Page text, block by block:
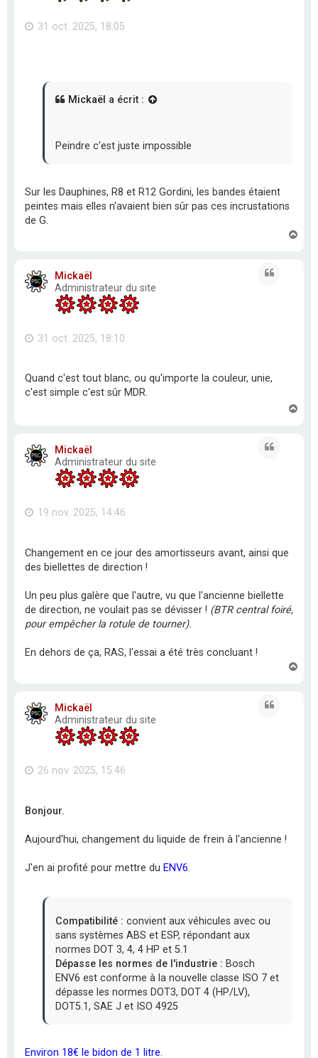
31 oct. 2025, 18:05
Mickaël a écrit :
Peindre c'est juste impossible
Sur les Dauphines, R8 et R12 Gordini, les bandes étaient
peintes mais elles n'avaient bien sûr pas ces incrustations
de G.
Mickaël
Administrateur du site
31 oct. 2025, 18:10
Quand c'est tout blanc, ou qu'importe la couleur, unie,
c'est simple c'est sûr MDR.
Mickaël
Administrateur du site
19 nov. 2025, 14:46
Changement en ce jour des amortisseurs avant, ainsi que
des biellettes de direction !
Un peu plus galère que l'autre, vu que l'ancienne biellette
de direction, ne voulait pas se dévisser ! (BTR central foiré,
pour empêcher la rotule de tourner).
En dehors de ça, RAS, l'essai a été très concluant !
Mickaël
Administrateur du site
26 nov. 2025, 15:46
Bonjour.
Aujourd'hui, changement du liquide de frein à l'ancienne !
J'en ai profité pour mettre du ENV6.
Compatibilité : convient aux véhicules avec ou
sans systèmes ABS et ESP, répondant aux
normes DOT 3, 4, 4 HP et 5.1
Dépasse les normes de l'industrie : Bosch
ENV6 est conforme à la nouvelle classe ISO 7 et
dépasse les normes DOT3, DOT 4 (HP/LV),
DOT5.1, SAE J et ISO 4925
Environ 18€ le bidon de 1 litre.